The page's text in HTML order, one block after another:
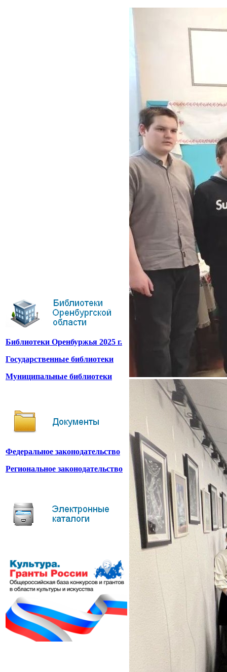
Библиотеки Оренбуржья 2025 г.
Государственные библиотеки
Муниципальные библиотеки
Федеральное законодательство
Региональное законодательство